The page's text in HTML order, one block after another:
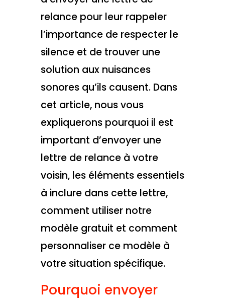
relance pour leur rappeler
l’importance de respecter le
silence et de trouver une
solution aux nuisances
sonores qu’ils causent. Dans
cet article, nous vous
expliquerons pourquoi il est
important d’envoyer une
lettre de relance à votre
voisin, les éléments essentiels
à inclure dans cette lettre,
comment utiliser notre
modèle gratuit et comment
personnaliser ce modèle à
votre situation spécifique.
Pourquoi envoyer